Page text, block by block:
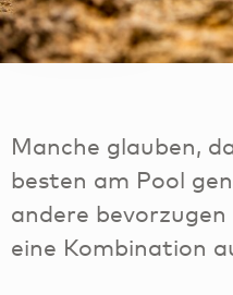
Manche glauben,
besten am Pool
andere
eine Kombination